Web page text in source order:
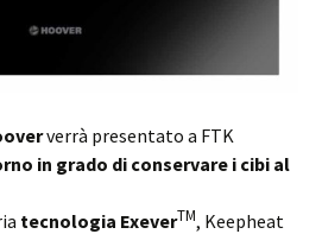
verrà presentato a FTK
in grado di conservare i cibi al
tecnologia ExeverTM, Keepheat